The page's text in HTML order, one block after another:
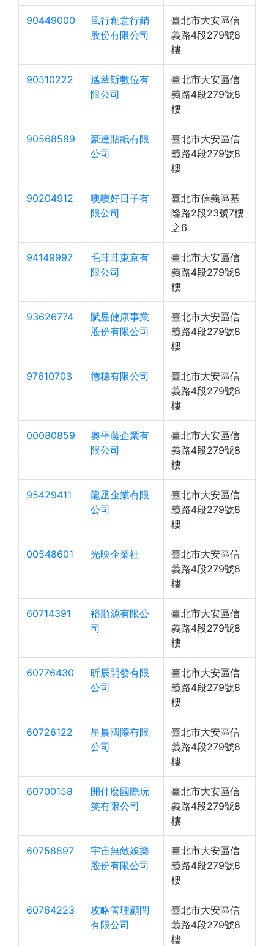
90449000
風行創意行銷
股份有限公司
臺北市大安區信
義路4段279號8
樓
90510222
邁萃斯數位有
限公司
臺北市大安區信
義路4段279號8
樓
90568589
豪達貼紙有限
公司
臺北市大安區信
義路4段279號8
樓
90204912
噢噢好日子有
限公司
臺北市信義區基
隆路2段23號7樓
之6
94149997
毛茸茸東京有
限公司
臺北市大安區信
義路4段279號8
樓
93626774
賦昱健康事業
股份有限公司
臺北市大安區信
義路4段279號8
樓
97610703 德穗有限公司
臺北市大安區信
義路4段279號8
樓
00080859
奧平藤企業有
限公司
臺北市大安區信
義路4段279號8
樓
95429411
龍丞企業有限
公司
臺北市大安區信
義路4段279號8
樓
00548601 光映企業社
臺北市大安區信
義路4段279號8
樓
60714391
裕順源有限公
司
臺北市大安區信
義路4段279號8
樓
60776430
昕辰開發有限
公司
臺北市大安區信
義路4段279號8
樓
60726122
星晨國際有限
公司
臺北市大安區信
義路4段279號8
樓
60700158
開什麼國際玩
笑有限公司
臺北市大安區信
義路4段279號8
樓
60758897
宇宙無敵娛樂
股份有限公司
臺北市大安區信
義路4段279號8
樓
60764223
攻略管理顧問
有限公司
臺北市大安區信
義路4段279號8
樓